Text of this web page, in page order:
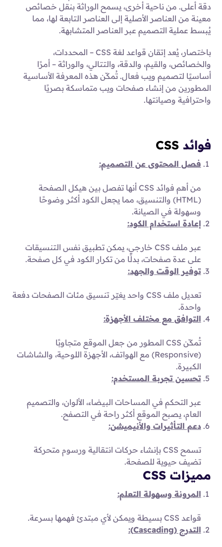
دقة أعلى. من ناحية أخرى، يسمح الوراثة بنقل خصائص
معينة من العناصر الأصلية إلى العناصر التابعة لها، مما
يُبسط عملية التصميم عبر العناصر المتشابهة.
باختصار، يُعد إتقان قواعد لغة CSS – المحددات،
والخصائص، والقيم، والدقة، والتتالي، والوراثة – أمرًا
أساسيًا لتصميم ويب فعال. تُمكّن هذه المعرفة الأساسية
المطورين من إنشاء صفحات ويب متماسكة بصريًا
واحترافية وصيانتها.
فوائدCSS
فصل المحتوى عن التصميم:
من أهم فوائد CSS أنها تفصل بين هيكل الصفحة
(HTML) والتنسيق، مما يجعل الكود أكثر وضوحًا
وسهولة في الصيانة.
إعادة استخدام الكود:
عبر ملف CSS خارجي، يمكن تطبيق نفس التنسيقات
على عدة صفحات، بدلًا من تكرار الكود في كل صفحة.
توفير الوقت والجهد:
تعديل ملف CSS واحد يغيّر تنسيق مئات الصفحات دفعة
واحدة.
التوافق مع مختلف الأجهزة:
تُمكّن CSS المطور من جعل الموقع متجاوبًا
(Responsive) مع الهواتف، الأجهزة اللوحية، والشاشات
الكبيرة.
تحسين تجربة المستخدم:
عبر التحكم في المساحات البيضاء، الألوان، والتصميم
العام، يصبح الموقع أكثر راحة في التصفح.
دعم التأثيرات والأنيميشن:
تسمح CSS بإنشاء حركات انتقالية ورسوم متحركة
تضيف حيوية للصفحة.
مميزات CSS
المرونة وسهولة التعلم:
قواعد CSS بسيطة ويمكن لأي مبتدئ فهمها بسرعة.
التدرج (Cascading):